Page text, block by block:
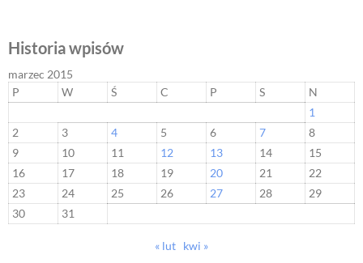
Historia wpisów
marzec 2015
P
W Ś C P S
N
1
2
3 4 5 6 7
8
9
10 11 12 13 14
15
16
17 18 19 20 21
22
23
24 25 26 27 28
29
30
31
« lut kwi »